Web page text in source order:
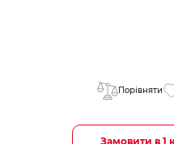
Порівняти
Замовити в 1